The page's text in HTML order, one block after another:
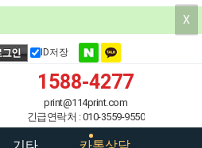
X
ID저장
1588-4277
print@114print.com
긴급연락처 : 010-3559-9550